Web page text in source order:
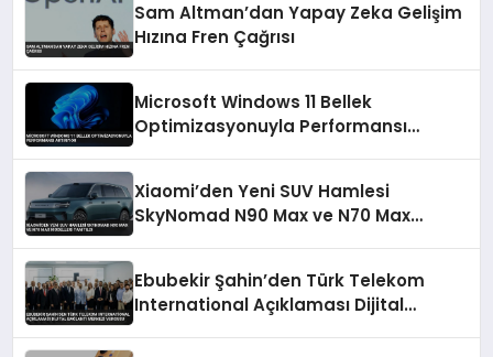
Sam Altman’dan Yapay Zeka Gelişim
Hızına Fren Çağrısı
Microsoft Windows 11 Bellek
Optimizasyonuyla Performansı
Xiaomi’den Yeni SUV Hamlesi
SkyNomad N90 Max ve N70 Max
Ebubekir Şahin’den Türk Telekom
International Açıklaması Dijital